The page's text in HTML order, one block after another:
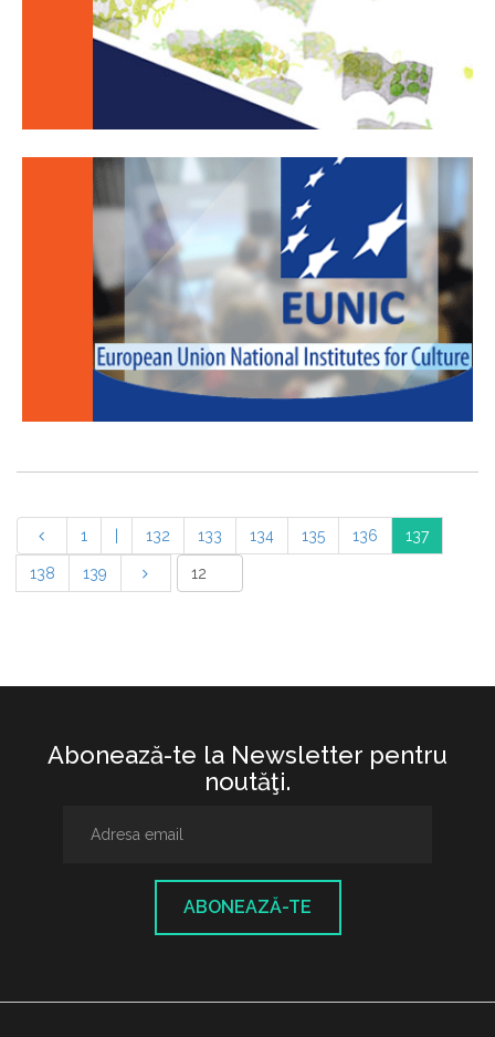
1 132 133 134 135 136 137
138 139
Abonează-te la Newsletter pentru
noutăţi.
ABONEAZĂ-TE